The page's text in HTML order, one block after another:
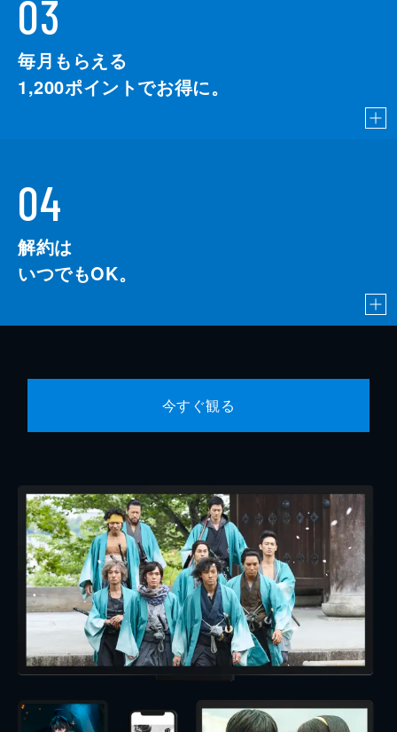
03
毎月もらえる
1,200ポイントでお得に。
04
解約は
いつでもOK。
今すぐ観る